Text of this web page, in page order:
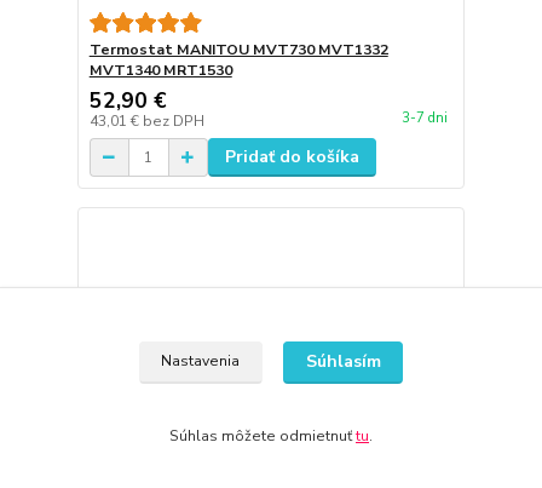
Termostat MANITOU MVT730 MVT1332
MVT1340 MRT1530
52,90 €
43,01 € bez DPH 3-7 dni
Pridať do košíka
Nastavenia Súhlasím
Súhlas môžete odmietnuťtu.